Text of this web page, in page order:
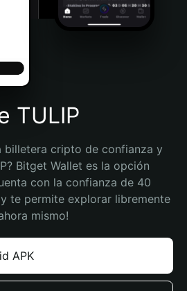
TULIP
billetera cripto de confianza y
Bitget Wallet es la opción
con la confianza de 40
te permite explorar libremente
mismo!
APK